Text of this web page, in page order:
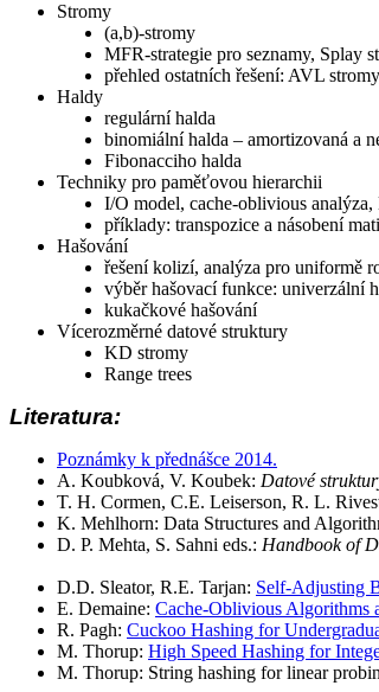
Stromy
(a,b)-stromy
MFR-strategie pro seznamy, Splay
přehled ostatních řešení: AVL
Haldy
regulární halda
binomiální halda – amortizovaná a
Fibonacciho halda
Techniky pro paměťovou hierarchii
I/O model, cache-oblivious
příklady: transpozice a násobení
Hašování
řešení kolizí, analýza pro uniformě
výběr hašovací funkce: univerzální
kukačkové hašování
Vícerozměrné datové struktury
KD stromy
Range trees
Literatura:
Poznámky k přednášce 2014.
A. Koubková, V. Koubek: Datové
T. H. Cormen, C.E. Leiserson, R. L.
K. Mehlhorn: Data Structures and
D. P. Mehta, S. Sahni eds.: Handbook of
D.D. Sleator, R.E. Tarjan: Self-Adjusting
E. Demaine: Cache-Oblivious Algorithms
R. Pagh: Cuckoo Hashing for
M. Thorup: High Speed Hashing for
M. Thorup: String hashing for linear